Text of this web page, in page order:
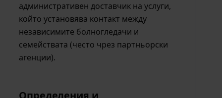
административен доставчик на услуги,
който установява контакт между
независимите болногледачи и
семействата (често чрез партньорски
агенции).
Определения и